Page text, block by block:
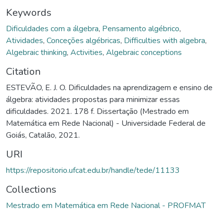
Keywords
Dificuldades com a álgebra, Pensamento algébrico,
Atividades, Conceções algébricas, Difficulties with algebra,
Algebraic thinking, Activities, Algebraic conceptions
Citation
ESTEVÃO, E. J. O. Dificuldades na aprendizagem e ensino de
álgebra: atividades propostas para minimizar essas
dificuldades. 2021. 178 f. Dissertação (Mestrado em
Matemática em Rede Nacional) - Universidade Federal de
Goiás, Catalão, 2021.
URI
https://repositorio.ufcat.edu.br/handle/tede/11133
Collections
Mestrado em Matemática em Rede Nacional - PROFMAT